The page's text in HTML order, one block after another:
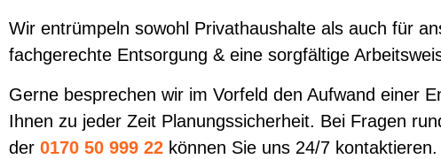
Wir entrümpeln sowohl Privathaushalte als auch für
fachgerechte Entsorgung & eine sorgfältige
Gerne besprechen wir im Vorfeld den Aufwand einer
Ihnen zu jeder Zeit Planungssicherheit. Bei Fragen
der 0170 50 999 22 können Sie uns 24/7 kontaktieren.